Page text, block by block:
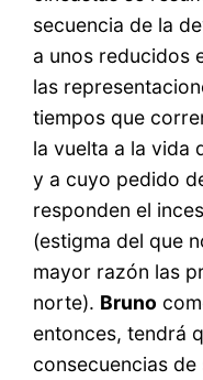
secuencia de la
a unos reducidos
las
tiempos que
la vuelta a la vida
y a cuyo pedido
responden el
(estigma del que
mayor razón las
norte). Bruno
entonces, tendrá
consecuencias